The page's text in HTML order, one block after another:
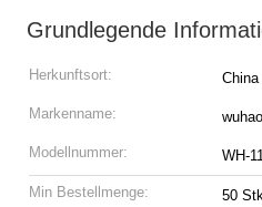
Grundlegende
Herkunftsort: China
Markenname: wuhao
Modellnummer: WH-
Min Bestellmenge: 50